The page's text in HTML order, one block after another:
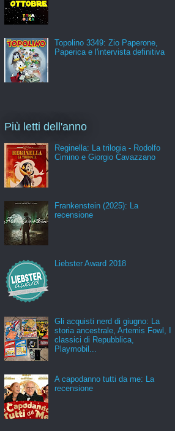
Topolino 3349: Zio Paperone,
Paperica e l'intervista definitiva
Più letti dell'anno
Reginella: La trilogia - Rodolfo
Cimino e Giorgio Cavazzano
Frankenstein (2025): La
recensione
Liebster Award 2018
Gli acquisti nerd di giugno: La
storia ancestrale, Artemis Fowl, I
classici di Repubblica,
Playmobil...
A capodanno tutti da me: La
recensione